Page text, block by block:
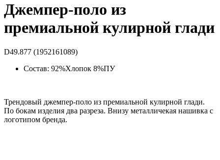
Джемпер-поло из
премиальной кулирной глади
D49.877 (1952161089)
Состав: 92%Хлопок 8%ПУ
Трендовый джемпер-поло из премиальной кулирной глади.
По бокам изделия два разреза. Внизу металличекая нашивка с
логотипом бренда.